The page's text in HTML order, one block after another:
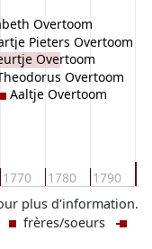
1770 1780 1790
Overtoom
Pieters Overtoom
Overtoom
Overtoom
Aaltje Overtoom
plus d'information.
frères/soeurs